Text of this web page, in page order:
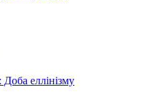
Доба еллінізму